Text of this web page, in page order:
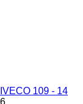
IVECO 109 - 14
6